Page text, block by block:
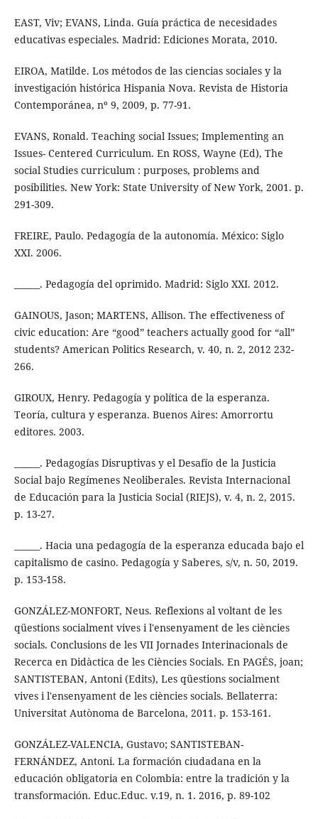
EAST, Viv; EVANS, Linda. Guía práctica de necesidades
educativas especiales. Madrid: Ediciones Morata, 2010.
EIROA, Matilde. Los métodos de las ciencias sociales y la
investigación histórica Hispania Nova. Revista de Historia
Contemporánea, nº 9, 2009, p. 77-91.
EVANS, Ronald. Teaching social Issues; Implementing an
Issues- Centered Curriculum. En ROSS, Wayne (Ed), The
social Studies curriculum : purposes, problems and
posibilities. New York: State University of New York, 2001. p.
291-309.
FREIRE, Paulo. Pedagogía de la autonomía. México: Siglo
XXI. 2006.
______. Pedagogía del oprimido. Madrid: Siglo XXI. 2012.
GAINOUS, Jason; MARTENS, Allison. The effectiveness of
civic education: Are “good” teachers actually good for “all”
students? American Politics Research, v. 40, n. 2, 2012 232-
266.
GIROUX, Henry. Pedagogía y política de la esperanza.
Teoría, cultura y esperanza. Buenos Aires: Amorrortu
editores. 2003.
______. Pedagogías Disruptivas y el Desafío de la Justicia
Social bajo Regímenes Neoliberales. Revista Internacional
de Educación para la Justicia Social (RIEJS), v. 4, n. 2, 2015.
p. 13-27.
______. Hacia una pedagogía de la esperanza educada bajo el
capitalismo de casino. Pedagogía y Saberes, s/v, n. 50, 2019.
p. 153-158.
GONZÁLEZ-MONFORT, Neus. Reflexions al voltant de les
qüestions socialment vives i l'ensenyament de les ciències
socials. Conclusions de les VII Jornades Interinacionals de
Recerca en Didàctica de les Ciències Socials. En PAGÉS, joan;
SANTISTEBAN, Antoni (Edits), Les qüestions socialment
vives i l'ensenyament de les ciències socials. Bellaterra:
Universitat Autònoma de Barcelona, 2011. p. 153-161.
GONZÁLEZ-VALENCIA, Gustavo; SANTISTEBAN-
FERNÁNDEZ, Antoni. La formación ciudadana en la
educación obligatoria en Colombia: entre la tradición y la
transformación. Educ.Educ. v.19, n. 1. 2016, p. 89-102